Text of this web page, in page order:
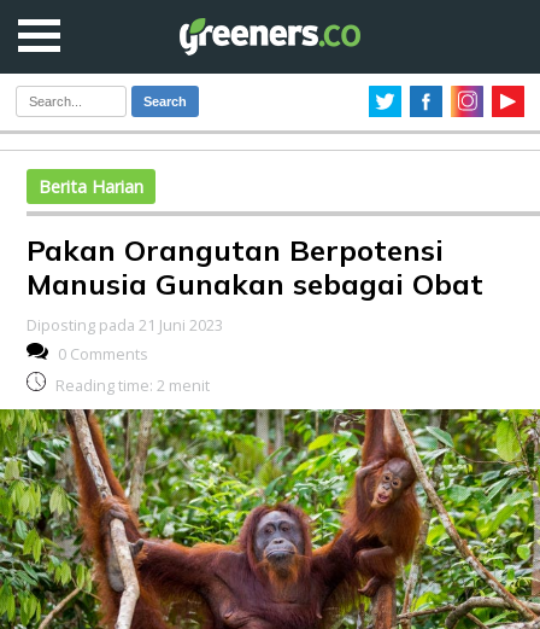
Search
Berita Harian
Pakan Orangutan Berpotensi
Manusia Gunakan sebagai Obat
Diposting pada 21 Juni 2023
0 Comments
Reading time: 2 menit